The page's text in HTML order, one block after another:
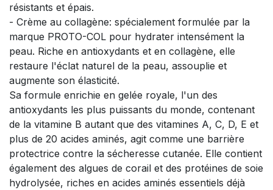
résistants et épais.
- Crème au collagène: spécialement formulée par la
marque PROTO-COL pour hydrater intensément la
peau. Riche en antioxydants et en collagène, elle
restaure l'éclat naturel de la peau, assouplie et
augmente son élasticité.
Sa formule enrichie en gelée royale, l'un des
antioxydants les plus puissants du monde, contenant
de la vitamine B autant que des vitamines A, C, D, E et
plus de 20 acides aminés, agit comme une barrière
protectrice contre la sécheresse cutanée. Elle contient
également des algues de corail et des protéines de soie
hydrolysée, riches en acides aminés essentiels déjà